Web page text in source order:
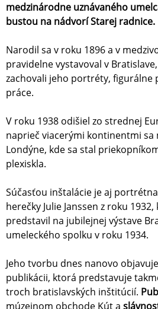
medzinárodne uznávaného
bustou na nádvorí Starej radnice.
Narodil sa v roku 1896 a v
pravidelne vystavoval v
zachovali jeho portréty, figurálne
práce.
V roku 1938 odišiel zo strednej
naprieč viacerými kontinentmi sa
Londýne, kde sa stal
plexiskla.
Súčasťou inštalácie je aj
herečky Julie Janssen z roku
predstavil na jubilejnej výstave
umeleckého spolku v roku 1934.
Jeho tvorbu dnes nanovo
publikácii, ktorá predstavuje
troch bratislavských inštitúcií.
múzejnom obchode Kút a